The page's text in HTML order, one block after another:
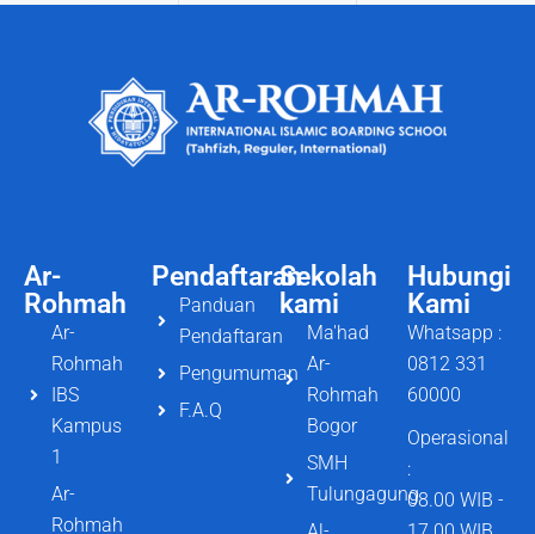
Ar-
Rohmah
Ar-
Rohmah
IBS
Kampus
1
Ar-
Rohmah
Pendaftaran
Panduan
Pendaftaran
Pengumuman
F.A.Q
Hubungi
Kami
Whatsapp :
0812 331
60000
Operasional
:
08.00 WIB -
Sekolah
kami
Ma'had
Ar-
Rohmah
Bogor
SMH
Tulungagung